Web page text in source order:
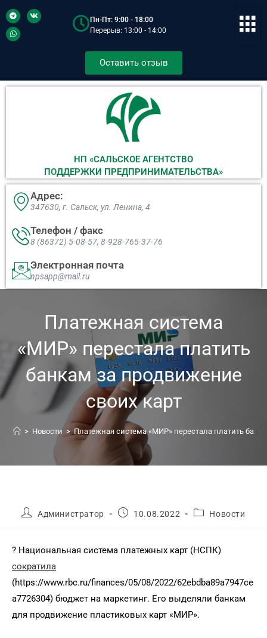
Пн-Пт: 9:00 - 18:00
Перерыв: 13:00 - 14:00
Оставить отзыв
НП «САЛЬСКОЕ АГЕНТСТВО
ПОДДЕРЖКИ ПРЕДПРИНИМАТЕЛЬСТВА»
Адрес:
347630, г. Сальск, ул. Ленина, 4​
Телефон / факс
8 (86372) 5-08-57, 8-928-765-37-76
Электронная почта
npsapp@mail.ru
Платежная система
«МИР» перестала платить
банкам за продвижение
своих карт
> Новости > Платежная система «МИР» перестала платить
Администратор 10.08.2022 Новости
? Национальная система платежных карт (НСПК)
сократила
(https://www.rbc.ru/finances/05/08/2022/62ebdba89a7947ce
a7726304) бюджет на маркетинг. Его выделяли банкам
для продвижение пластиковых карт «МИР».